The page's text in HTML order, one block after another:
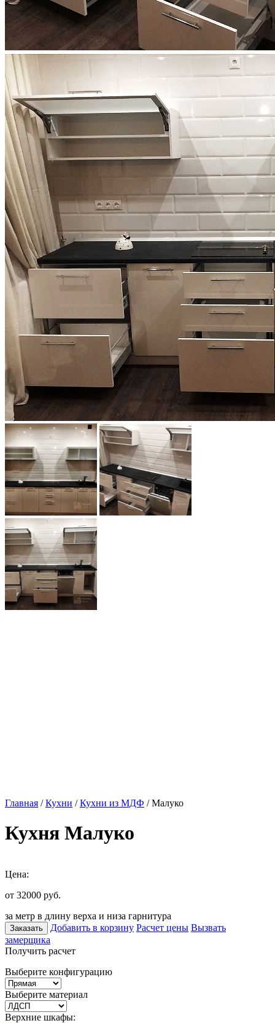
Главная /Кухни /Кухни из МДФ / Малуко
Кухня Малуко
Цена:
от 32000 руб.
за метр в длину верха и низа гарнитура
Заказать Добавить в корзину Расчет цены Вызвать
замерщика
Получить расчет
Выберите конфигурацию
Выберите материал
Верхние шкафы: